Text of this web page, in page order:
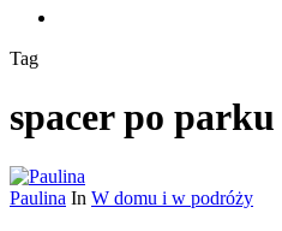
Tag
spacer po parku
Paulina In W domu i w podróży